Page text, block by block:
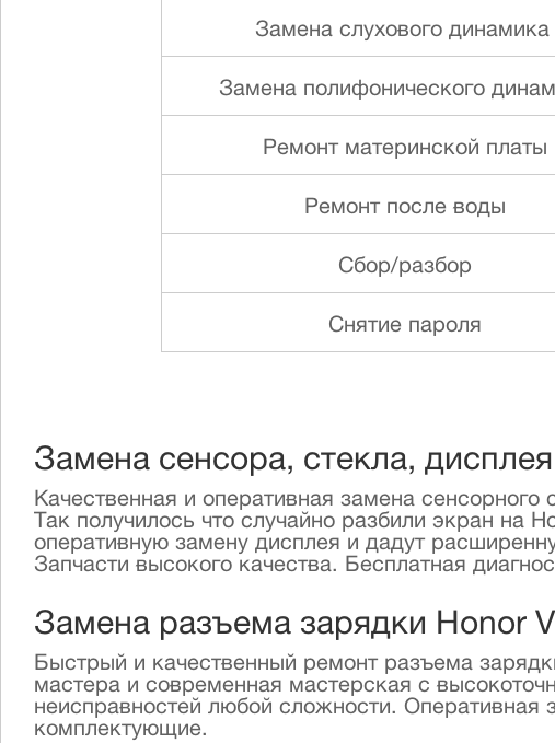
Замена слуxового динамика
Замена полифонического
Ремонт материнской платы
Ремонт после воды
Сбор/разбор
Снятие пароля
Замена сенсора, стекла,
Качественная и оперативная замена
Так получилось что случайно разбили экран на
оперативную замену дисплея и дадут
Запчасти высокого качества. Бесплатная
Замена разъема зарядки Honor
Быстрый и качественный ремонт разъема
мастера и современная мастерская с
неисправностей любой сложности.
комплектующие.